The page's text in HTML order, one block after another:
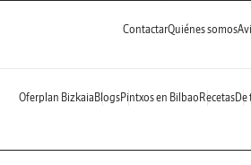
ContactarQuiénes somos
Oferplan Bizkaia BlogsPintxos en Bilbao Recetas